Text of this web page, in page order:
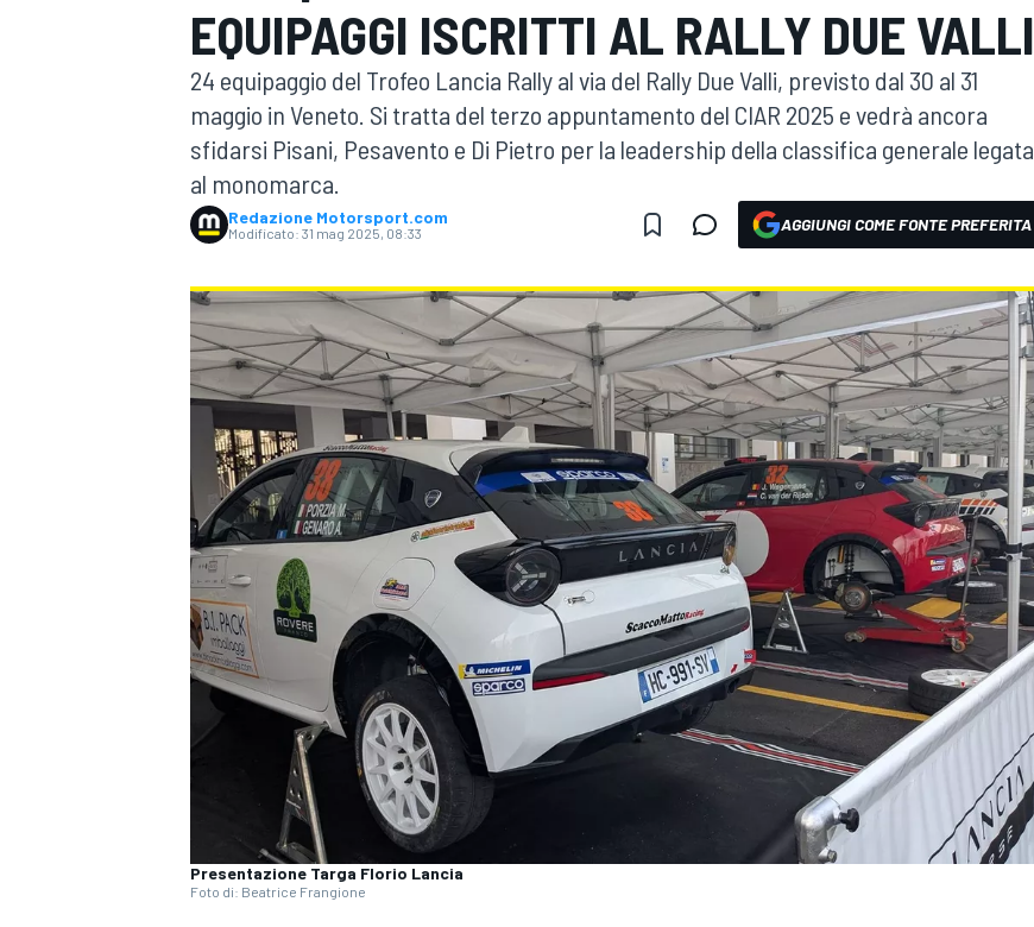
MOTOGP WEC
WRC
EQUIPAGGI ISCRITTI AL RALLY DUE VALLI
24 equipaggio del Trofeo Lancia Rally al via del Rally Due Valli, previsto dal 30 al 31
maggio in Veneto. Si tratta del terzo appuntamento del CIAR 2025 e vedrà ancora
sfidarsi Pisani, Pesavento e Di Pietro per la leadership della classifica generale legata
al monomarca.
Redazione Motorsport.com
Modificato: 31 mag 2025, 08:33 AGGIUNGI COME FONTE PREFERITA
Presentazione Targa Florio Lancia
Foto di: Beatrice Frangione